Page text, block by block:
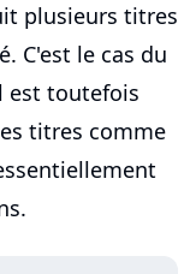
plusieurs titres
C'est le cas du
est toutefois
titres comme